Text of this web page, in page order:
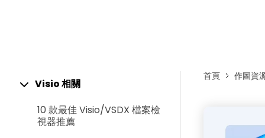
Visio 相關
10 款最佳 Visio/VSDX 檔案檢
視器推薦
首頁 作圖資